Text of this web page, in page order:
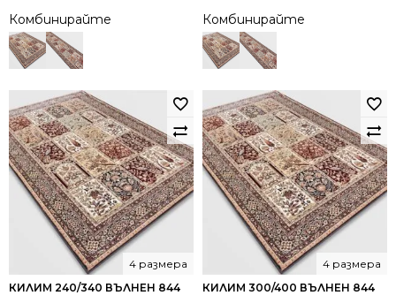
Комбинирайте Комбинирайте
КИЛИМ 240/340 ВЪЛНЕН 844
4 размера
КИЛИМ 300/400 ВЪЛНЕН 844
4 размера